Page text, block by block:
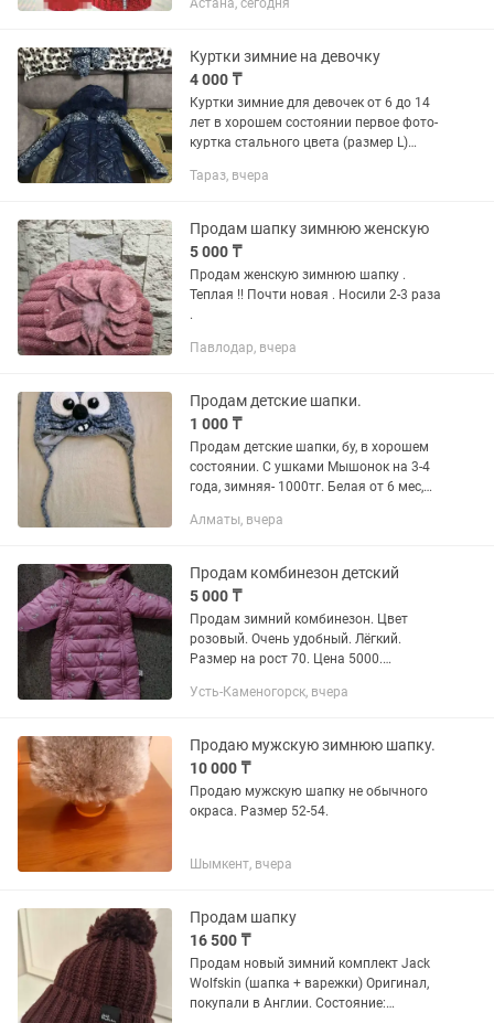
Астана, сегодня
Куртки зимние на девочку
4 000 ₸
Куртки зимние для девочек от 6 до 14
лет в хорошем состоянии первое фото-
куртка стального цвета (размер L)
демисезонная чёрная -есть еще такая
Тараз, вчера
Продам шапку зимнюю женскую
5 000 ₸
Продам женскую зимнюю шапку .
Теплая !! Почти новая . Носили 2-3 раза
.
Павлодар, вчера
Продам детские шапки.
1 000 ₸
Продам детские шапки, бу, в хорошем
состоянии. С ушками Мышонок на 3-4
года, зимняя- 1000тг. Белая от 6 мес,
года примерно- 2000, теплая! Рн...
Алматы, вчера
Продам комбинезон детский
5 000 ₸
Продам зимний комбинезон. Цвет
розовый. Очень удобный. Лёгкий.
Размер на рост 70. Цена 5000.
размер на рост 104. Цена 8700
цена 1000. Так...
Усть-Каменогорск, вчера
Продаю мужскую зимнюю шапку.
10 000 ₸
Продаю мужскую шапку не обычного
окраса. Размер 52-54.
Шымкент, вчера
Продам шапку
16 500 ₸
Продам новый зимний комплект Jack
Wolfskin (шапка + варежки) Оригинал,
покупали в Англии. Состояние: